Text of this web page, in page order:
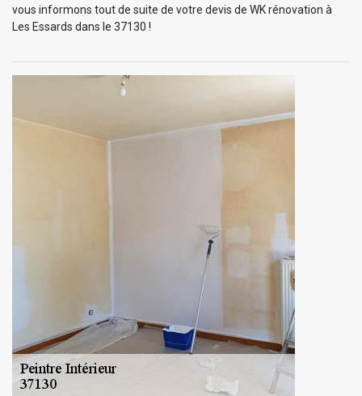
vous informons tout de suite de votre devis de WK rénovation à
Les Essards dans le 37130 !